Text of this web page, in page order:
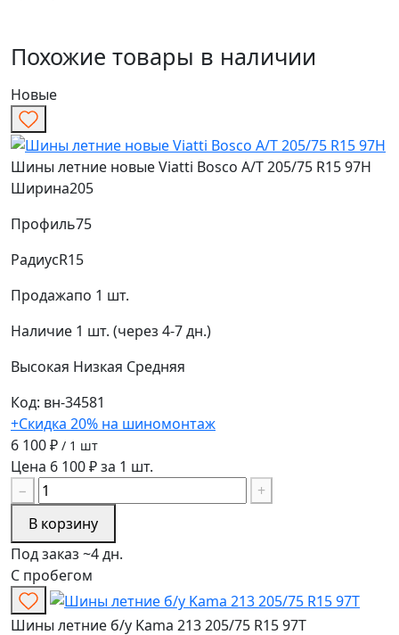
Похожие товары в наличии
Новые
Шины летние новые Viatti Bosco A/T 205/75 R15 97H
Ширина205
Профиль75
РадиусR15
Продажапо 1 шт.
Наличие 1 шт. (через 4-7 дн.)
Высокая Низкая Средняя
Код: вн-34581
+Скидка 20% на шиномонтаж
6 100 ₽ / 1 шт
Цена 6 100 ₽ за 1 шт.
−
+
В корзину
Под заказ ~4 дн.
С пробегом
Шины летние б/у Kama 213 205/75 R15 97T